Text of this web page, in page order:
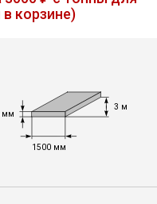
корзине)
мм
3 м
1500 мм